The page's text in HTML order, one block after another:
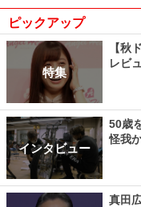
ピックアップ
特集
【秋
レビ
インタビュー
50歳
怪我
真田